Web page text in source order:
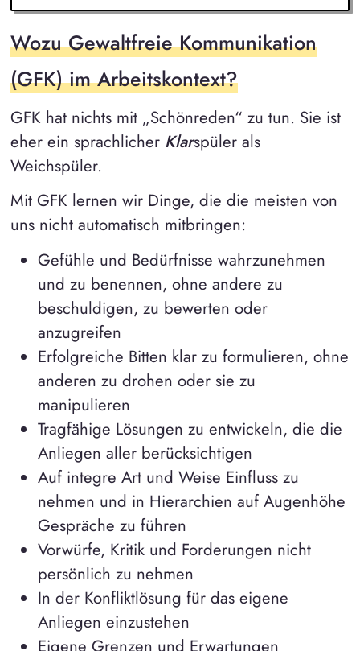
Wozu Gewaltfreie Kommunikation
(GFK) im Arbeitskontext?
GFK hat nichts mit „Schönreden“ zu tun. Sie ist
eher ein sprachlicher Klarspüler als
Weichspüler.
Mit GFK lernen wir Dinge, die die meisten von
uns nicht automatisch mitbringen:
Gefühle und Bedürfnisse wahrzunehmen
und zu benennen, ohne andere zu
beschuldigen, zu bewerten oder
anzugreifen
Erfolgreiche Bitten klar zu formulieren, ohne
anderen zu drohen oder sie zu
manipulieren
Tragfähige Lösungen zu entwickeln, die die
Anliegen aller berücksichtigen
Auf integre Art und Weise Einfluss zu
nehmen und in Hierarchien auf Augenhöhe
Gespräche zu führen
Vorwürfe, Kritik und Forderungen nicht
persönlich zu nehmen
In der Konfliktlösung für das eigene
Anliegen einzustehen
Eigene Grenzen und Erwartungen